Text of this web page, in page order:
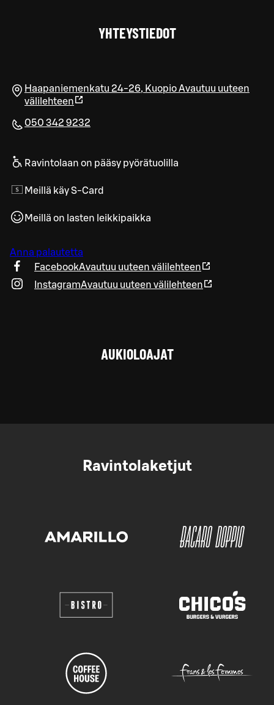
YHTEYSTIEDOT
Haapaniemenkatu 24-26, KuopioAvautuu uuteen
välilehteen
050 342 9232
Ravintolaan on pääsy pyörätuolilla
Meillä käy S-Card
Meillä on lasten leikkipaikka
Anna palautetta
FacebookAvautuu uuteen välilehteen
InstagramAvautuu uuteen välilehteen
AUKIOLOAJAT
Ravintolaketjut